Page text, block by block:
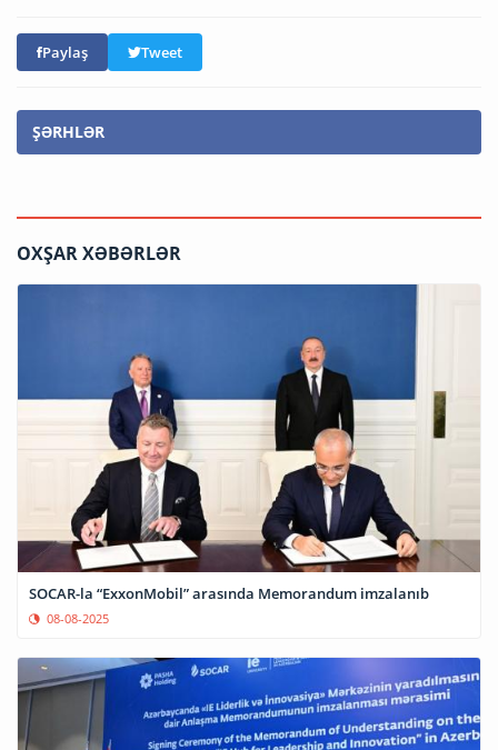
Paylaş Tweet
ŞƏRHLƏR
OXŞAR XƏBƏRLƏR
SOCAR-la “ExxonMobil” arasında Memorandum imzalanıb
08-08-2025